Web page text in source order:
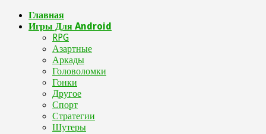
Главная
Игры Для Android
RPG
Азартные
Аркады
Головоломки
Гонки
Другое
Спорт
Стратегии
Шутеры